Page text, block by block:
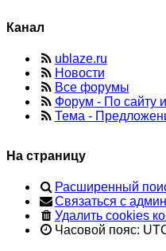
Канал
ublaze.ru
Новости
Все форумы
Форум - По сайту
Тема -
На страницу
Расширенный
Связаться с
Удалить cookies
Часовой пояс: